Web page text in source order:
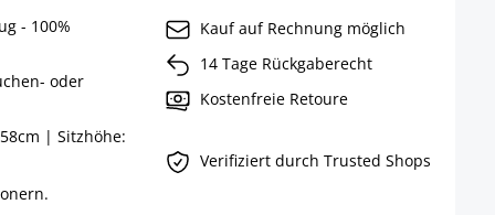
- 100%
oder
| Sitzhöhe:
Kauf auf Rechnung möglich
14 Tage Rückgaberecht
Kostenfreie Retoure
Verifiziert durch Trusted Shops